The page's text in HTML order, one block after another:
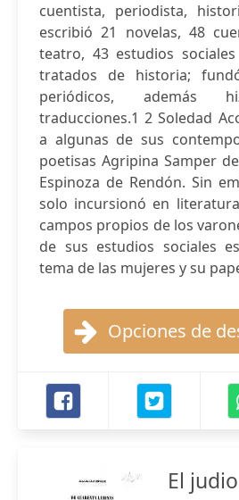
cuentista, periodista,
escribió 21 novelas, 48
teatro, 43 estudios
tratados de historia;
periódicos, además
traducciones.1 2 Soledad
a algunas de sus
poetisas Agripina Samper
Espinoza de Rendón. Sin
solo incursionó en
campos propios de los
de sus estudios sociales
tema de las mujeres y su
Opciones de
El